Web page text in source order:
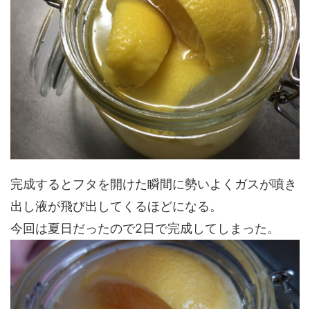
完成するとフタを開けた瞬間に勢いよくガスが噴き
出し液が飛び出してくるほどになる。
今回は夏日だったので2日で完成してしまった。